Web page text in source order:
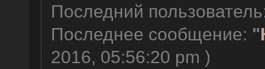
Последний
Последнее сообщение: "
2016, 05:56:20 pm )